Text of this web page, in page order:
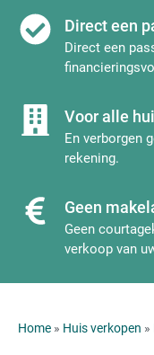
Direct een
Direct een
Voor alle
En verborgen
rekening.
Geen
Geen
verkoop van
Home » Huis verkopen »